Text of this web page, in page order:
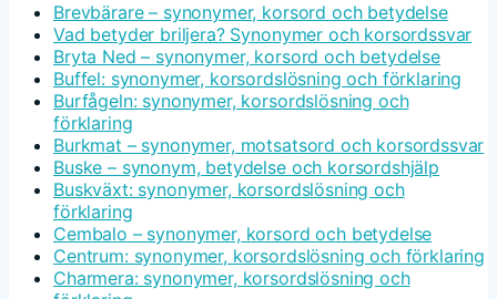
Brevbärare – synonymer, korsord och betydelse
Vad betyder briljera? Synonymer och korsordssvar
Bryta Ned – synonymer, korsord och betydelse
Buffel: synonymer, korsordslösning och förklaring
Burfågeln: synonymer, korsordslösning och
förklaring
Burkmat – synonymer, motsatsord och korsordssvar
Buske – synonym, betydelse och korsordshjälp
Buskväxt: synonymer, korsordslösning och
förklaring
Cembalo – synonymer, korsord och betydelse
Centrum: synonymer, korsordslösning och förklaring
Charmera: synonymer, korsordslösning och